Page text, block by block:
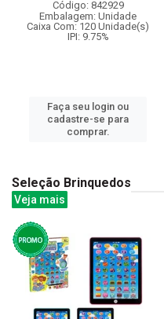
Código: 842929
Embalagem: Unidade
Caixa Com: 120 Unidade(s)
IPI: 9.75%
Faça seu login ou
cadastre-se para
comprar.
Seleção Brinquedos
Veja mais